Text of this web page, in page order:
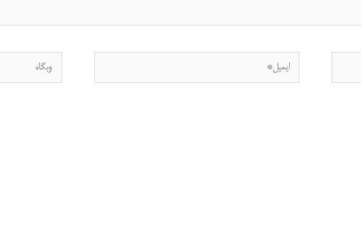
ایمیل* وبگاه